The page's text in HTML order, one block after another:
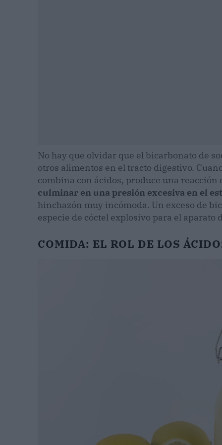
No hay que olvidar que el bicarbonato de
otros alimentos en el tracto digestivo.
combina con ácidos, produce una reacción
culminar en una presión excesiva en el
hinchazón muy incómoda. Un exceso de
especie de cóctel explosivo para el aparato
COMIDA: EL ROL DE LOS